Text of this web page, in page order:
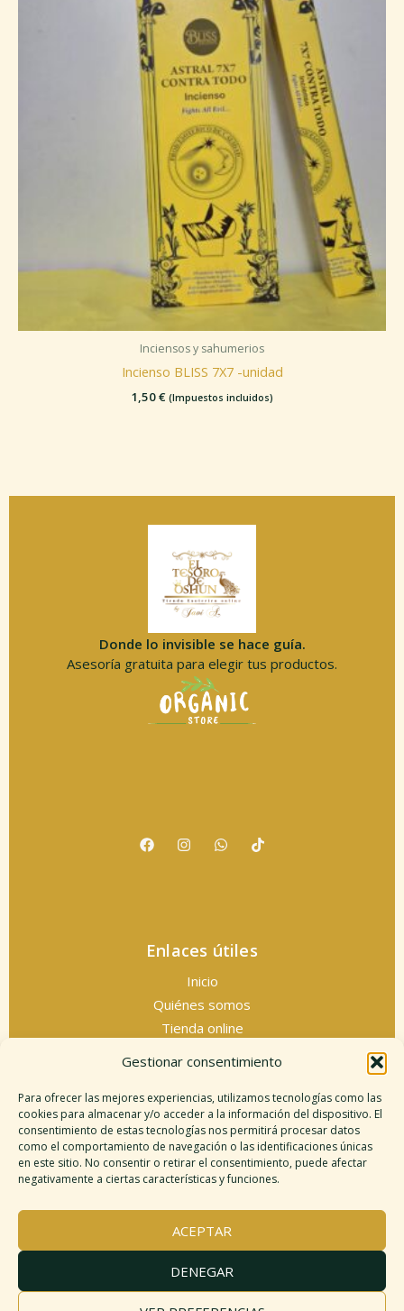
Gestionar consentimiento
Para ofrecer las mejores experiencias, utilizamos tecnologías como las
cookies para almacenar y/o acceder a la información del dispositivo. El
consentimiento de estas tecnologías nos permitirá procesar datos
como el comportamiento de navegación o las identificaciones únicas
en este sitio. No consentir o retirar el consentimiento, puede afectar
negativamente a ciertas características y funciones.
ACEPTAR
DENEGAR
Inciensos y sahumerios
Incienso BLISS 7X7 -unidad
1,50€ (Impuestos incluidos)
Donde lo invisible se hace guía.
Asesoría gratuita para elegir tus productos.
Enlaces útiles
Inicio
Quiénes somos
Tienda online
Información legal
Descargo de responsabilidad
Política de cookies